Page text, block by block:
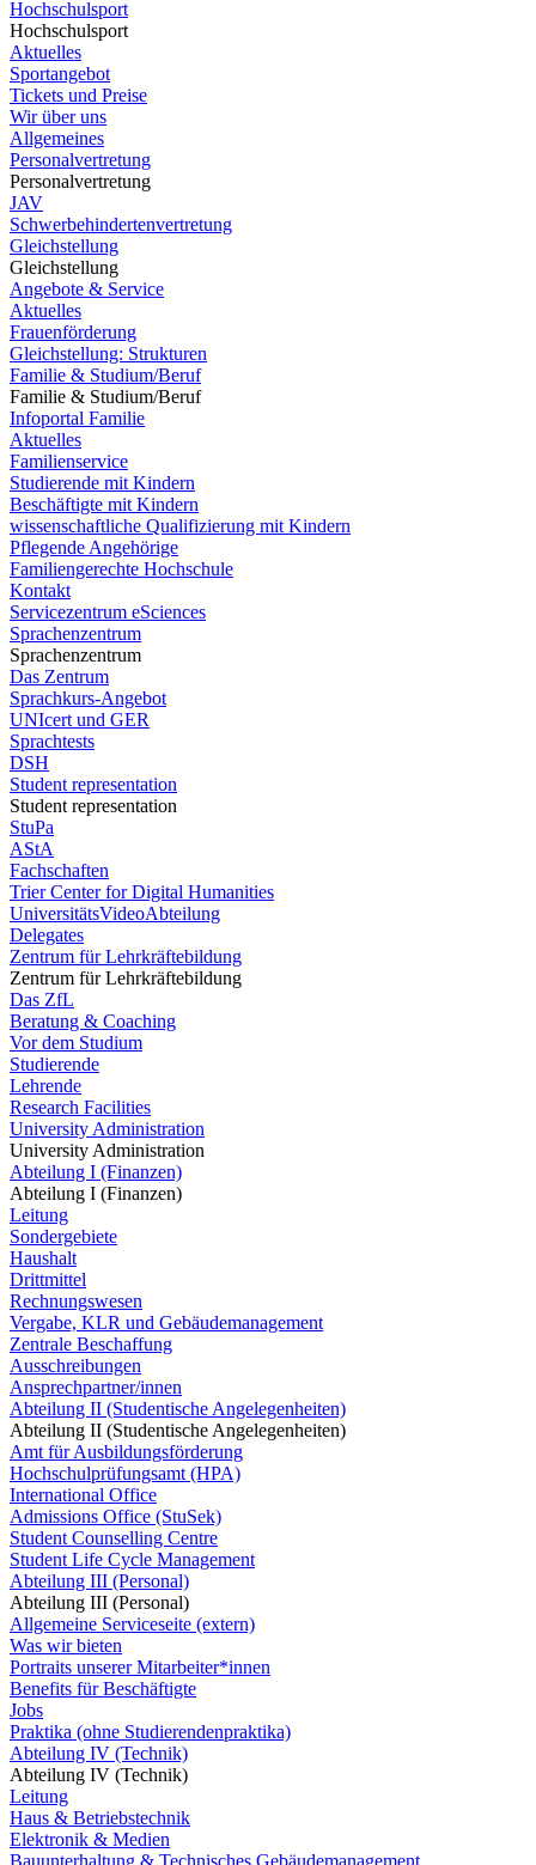
Hochschulsport
Hochschulsport
Aktuelles
Sportangebot
Tickets und Preise
Wir über uns
Allgemeines
Personalvertretung
Personalvertretung
JAV
Schwerbehindertenvertretung
Gleichstellung
Gleichstellung
Angebote & Service
Aktuelles
Frauenförderung
Gleichstellung: Strukturen
Familie & Studium/Beruf
Familie & Studium/Beruf
Infoportal Familie
Aktuelles
Familienservice
Studierende mit Kindern
Beschäftigte mit Kindern
wissenschaftliche Qualifizierung mit Kindern
Pflegende Angehörige
Familiengerechte Hochschule
Kontakt
Servicezentrum eSciences
Sprachenzentrum
Sprachenzentrum
Das Zentrum
Sprachkurs-Angebot
UNIcert und GER
Sprachtests
DSH
Student representation
Student representation
StuPa
AStA
Fachschaften
Trier Center for Digital Humanities
UniversitätsVideoAbteilung
Delegates
Zentrum für Lehrkräftebildung
Zentrum für Lehrkräftebildung
Das ZfL
Beratung & Coaching
Vor dem Studium
Studierende
Lehrende
Research Facilities
University Administration
University Administration
Abteilung I (Finanzen)
Abteilung I (Finanzen)
Leitung
Sondergebiete
Haushalt
Drittmittel
Rechnungswesen
Vergabe, KLR und Gebäudemanagement
Zentrale Beschaffung
Ausschreibungen
Ansprechpartner/innen
Abteilung II (Studentische Angelegenheiten)
Abteilung II (Studentische Angelegenheiten)
Amt für Ausbildungsförderung
Hochschulprüfungsamt (HPA)
International Office
Admissions Office (StuSek)
Student Counselling Centre
Student Life Cycle Management
Abteilung III (Personal)
Abteilung III (Personal)
Allgemeine Serviceseite (extern)
Was wir bieten
Portraits unserer Mitarbeiter*innen
Benefits für Beschäftigte
Jobs
Praktika (ohne Studierendenpraktika)
Abteilung IV (Technik)
Abteilung IV (Technik)
Leitung
Haus & Betriebstechnik
Elektronik & Medien
Bauunterhaltung & Technisches Gebäudemanagement